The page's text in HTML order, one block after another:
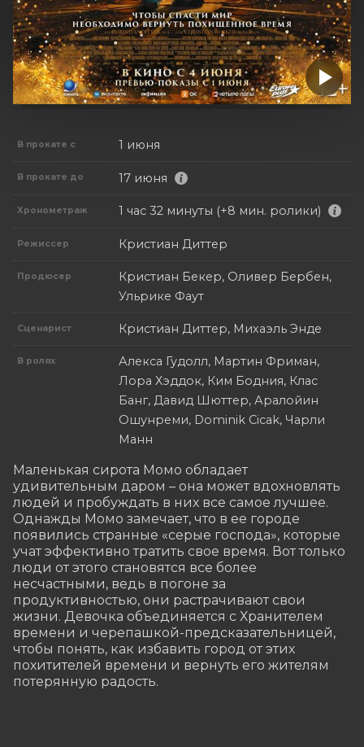
В прокате с 1 июня
В прокате до 17 июня
Хронометраж 1 час 32 минуты (+8 мин. ролики)
Режиссер Кристиан Диттер
Продюсер
Кристиан Бекер, Оливер Бербен,
Ульрике Фаут
Сценарист Кристиан Диттер, Михаэль Энде
В ролях
Алекса Гудолл, Мартин Фриман,
Лора Хэддок, Ким Бодния, Клас
Банг, Давид Шюттер, Аралойин
Ошунреми, Dominik Cicak, Чарли
Манн
Маленькая сирота Момо обладает
удивительным даром – она может вдохновлять
людей и пробуждать в них все самое лучшее.
Однажды Момо замечает, что в ее городе
появились странные «серые господа», которые
учат эффективно тратить свое время. Вот только
люди от этого становятся все более
несчастными, ведь в погоне за
продуктивностью, они растрачивают свои
жизни. Девочка объединяется с Хранителем
времени и черепашкой-предсказательницей,
чтобы понять, как избавить город от этих
похитителей времени и вернуть его жителям
потерянную радость.